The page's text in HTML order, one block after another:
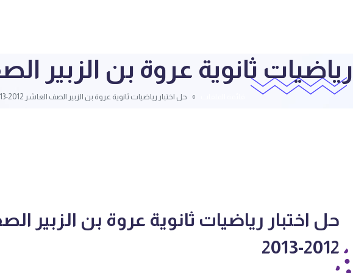
ثانوية عروة بن الزبير الصف
حل اختبار رياضيات ثانوية عروة بن الزبير الصف العاشر 2012-2013
حل اختبار رياضيات ثانوية عروة بن الزبير
2012-2013